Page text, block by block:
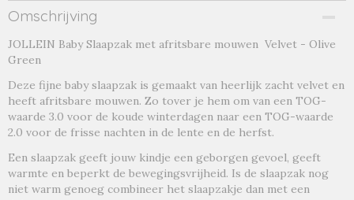
Productcode
nougat 90-18803
Productcode leverancier
velvet-olive
Omschrijving
JOLLEIN Baby Slaapzak met afritsbare mouwen Velvet - Olive
Green
Deze fijne baby slaapzak is gemaakt van heerlijk zacht velvet en
heeft afritsbare mouwen. Zo tover je hem om van een TOG-
waarde 3.0 voor de koude winterdagen naar een TOG-waarde
2.0 voor de frisse nachten in de lente en de herfst.
Een slaapzak geeft jouw kindje een geborgen gevoel, geeft
warmte en beperkt de bewegingsvrijheid. Is de slaapzak nog
niet warm genoeg combineer het slaapzakje dan met een